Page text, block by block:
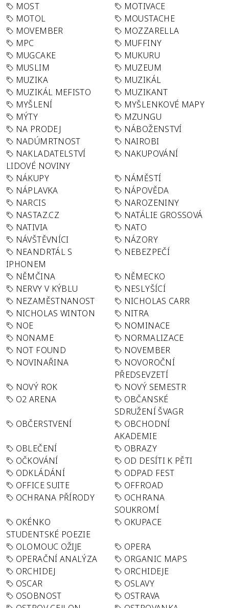
MOST
MOTIVACE
MOTOL
MOUSTACHE
MOVEMBER
MOZZARELLA
MPC
MUFFINY
MUGCAKE
MUKURU
MUSLIM
MUZEUM
MUZIKA
MUZIKÁL
MUZIKÁL MEFISTO
MUZIKANT
MYŠLENÍ
MYŠLENKOVÉ MAPY
MÝTY
MZUNGU
NA PRODEJ
NÁBOŽENSTVÍ
NADÚMRTNOST
NAIROBI
NAKLADATELSTVÍ
LIDOVÉ NOVINY
NAKUPOVÁNÍ
NÁKUPY
NÁMĚSTÍ
NÁPLAVKA
NÁPOVĚDA
NARCIS
NAROZENINY
NASTAZ.CZ
NATÁLIE GROSSOVÁ
NATIVIA
NATO
NÁVŠTĚVNÍCI
NÁZORY
NEANDRTÁL S
IPHONEM
NEBEZPEČÍ
NĚMČINA
NĚMECKO
NERVY V KÝBLU
NESLYŠÍCÍ
NEZAMĚSTNANOST
NICHOLAS CARR
NICHOLAS WINTON
NITRA
NOE
NOMINACE
NONAME
NORMALIZACE
NOT FOUND
NOVEMBER
NOVINAŘINA
NOVOROČNÍ
PŘEDSEVZETÍ
NOVÝ ROK
NOVÝ SEMESTR
O2 ARENA
OBČANSKÉ
SDRUŽENÍ ŠVAGR
OBČERSTVENÍ
OBCHODNÍ
AKADEMIE
OBLEČENÍ
OBRAZY
OČKOVÁNÍ
OD DESÍTI K PĚTI
ODKLÁDÁNÍ
ODPAD FEST
OFFICE SUITE
OFFROAD
OCHRANA PŘÍRODY
OCHRANA
SOUKROMÍ
OKÉNKO
STUDENTSKÉ POEZIE
OKUPACE
OLOMOUC OŽIJE
OPERA
OPERAČNÍ ANALÝZA
ORGANIC MAPS
ORCHIDEJ
ORCHIDEJE
OSCAR
OSLAVY
OSOBNOST
OSTRAVA